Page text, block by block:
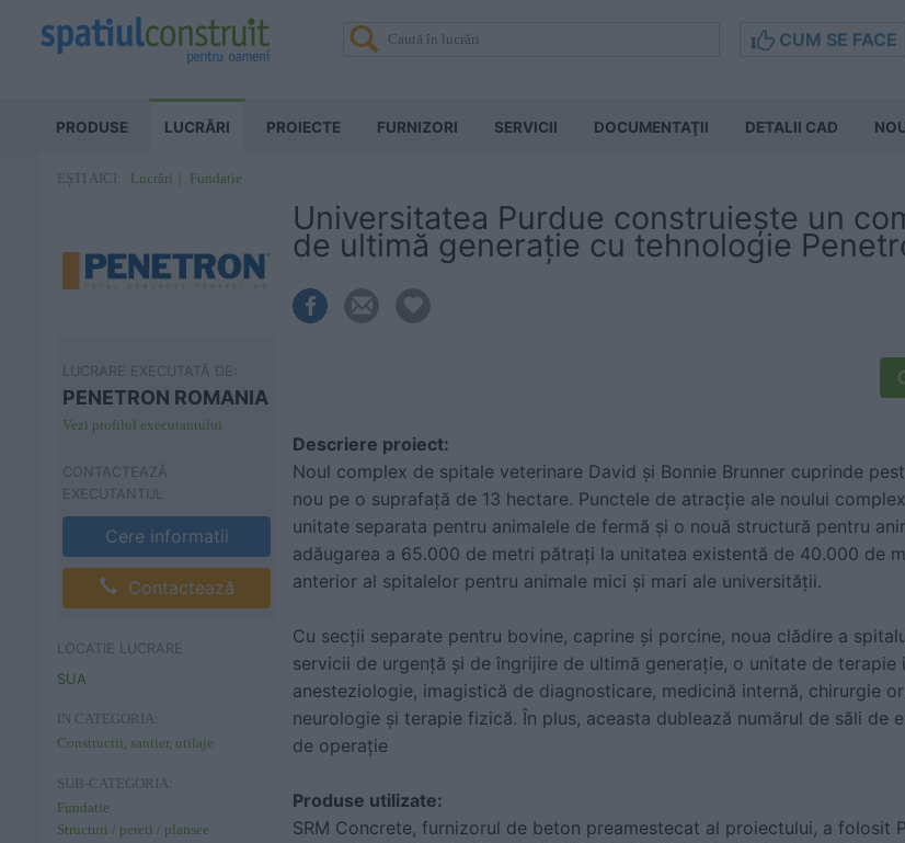
CUM SE FACE
PRODUSE LUCRĂRI PROIECTE FURNIZORI SERVICII DOCUMENTAŢII DETALII CAD
EȘTI AICI: Lucrări Fundatie
LUCRARE EXECUTATĂ DE:
PENETRON ROMANIA
Vezi profilul executantului
CONTACTEAZĂ
EXECUTANTUL
Cere informatii
Contactează
LOCATIE LUCRARE
SUA
IN CATEGORIA:
Constructii, santier, utilaje
SUB-CATEGORIA:
Fundatie
Structuri / pereti / plansee
Universitatea Purdue construiește un
de ultimă generație cu tehnologie
Descriere proiect:
Noul complex de spitale veterinare David și Bonnie Brunner cuprinde
nou pe o suprafață de 13 hectare. Punctele de atracție ale noului
unitate separata pentru animalele de fermă și o nouă structură pentru
adăugarea a 65.000 de metri pătrați la unitatea existentă de 40.000 de
anterior al spitalelor pentru animale mici și mari ale universității.
Cu secții separate pentru bovine, caprine și porcine, noua clădire a
servicii de urgență și de îngrijire de ultimă generație, o unitate de terapie
anesteziologie, imagistică de diagnosticare, medicină internă, chirurgie
neurologie și terapie fizică. În plus, aceasta dublează numărul de săli de
de operație
Produse utilizate:
SRM Concrete, furnizorul de beton preamestecat al proiectului, a folosit